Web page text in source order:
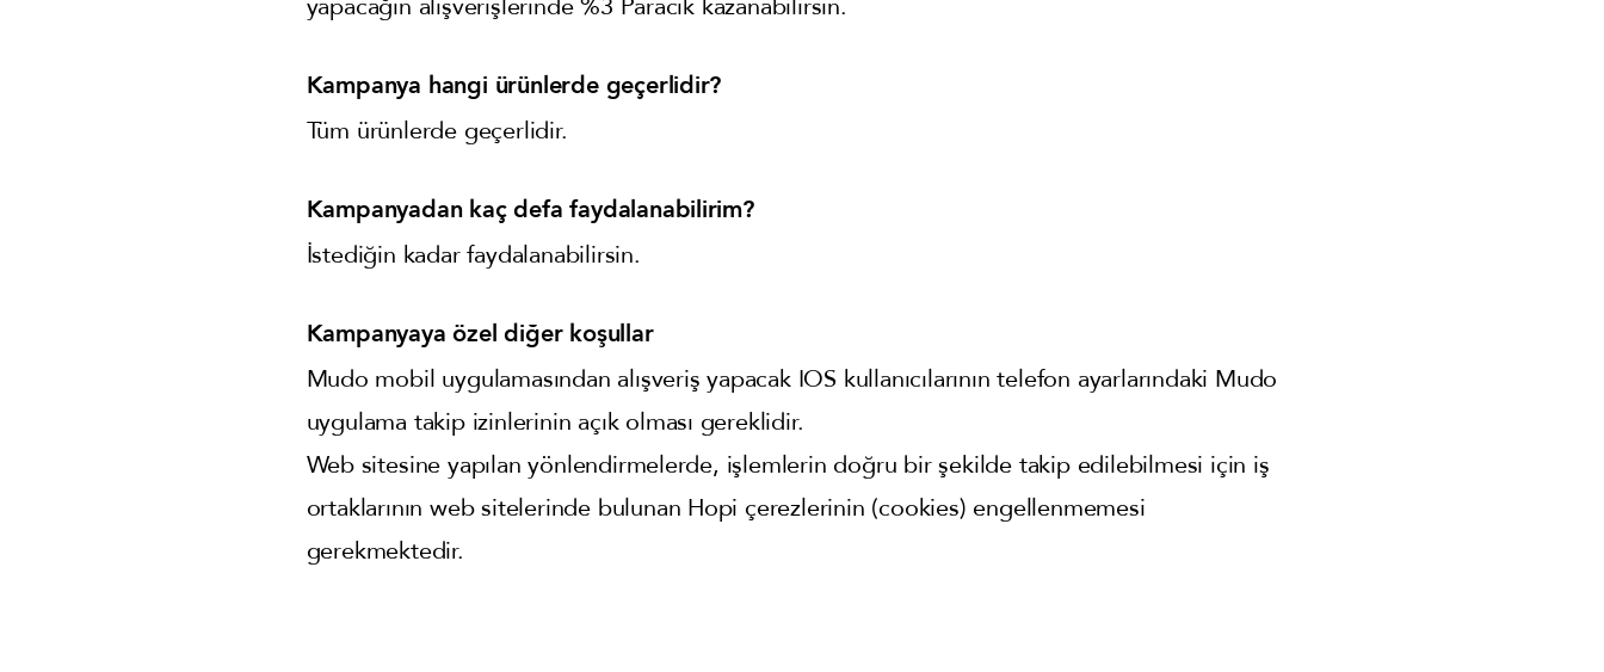
yapacağın alışverişlerinde %3 Paracık kazanabilirsin.
Kampanya hangi ürünlerde geçerlidir?
Tüm ürünlerde geçerlidir.
Kampanyadan kaç defa faydalanabilirim?
İstediğin kadar faydalanabilirsin.
Kampanyaya özel diğer koşullar
Mudo mobil uygulamasından alışveriş yapacak IOS kullanıcılarının telefon ayarlarındaki Mudo
uygulama takip izinlerinin açık olması gereklidir.
Web sitesine yapılan yönlendirmelerde, işlemlerin doğru bir şekilde takip edilebilmesi için iş
ortaklarının web sitelerinde bulunan Hopi çerezlerinin (cookies) engellenmemesi
gerekmektedir.